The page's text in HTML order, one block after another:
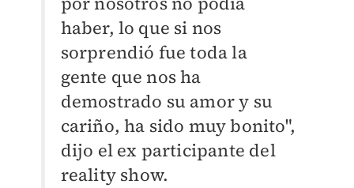
haber, lo que si nos
sorprendió fue toda la
gente que nos ha
demostrado su amor y su
cariño, ha sido muy bonito",
dijo el ex participante del
reality show.